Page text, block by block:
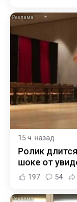
15 ч. назад
Ролик
шоке от
197 54